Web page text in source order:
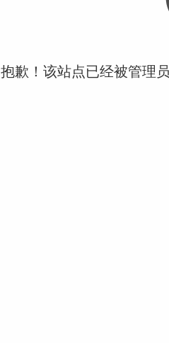
抱歉！该站点已经被管理